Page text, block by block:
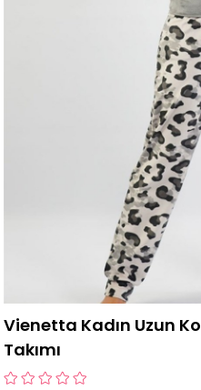
Vienetta Kadın Uzun
Takımı